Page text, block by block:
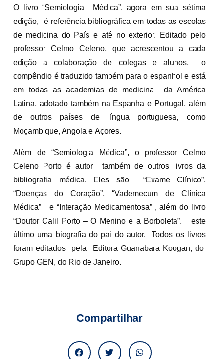
O livro “Semiologia Médica”, agora em sua sétima
edição, é referência bibliográfica em todas as escolas
de medicina do País e até no exterior. Editado pelo
professor Celmo Celeno, que acrescentou a cada
edição a colaboração de colegas e alunos, o
compêndio é traduzido também para o espanhol e está
em todas as academias de medicina da América
Latina, adotado também na Espanha e Portugal, além
de outros países de língua portuguesa, como
Moçambique, Angola e Açores.
Além de “Semiologia Médica”, o professor Celmo
Celeno Porto é autor também de outros livros da
bibliografia médica. Eles são “Exame Clínico”,
“Doenças do Coração”, “Vademecum de Clínica
Médica” e “Interação Medicamentosa” , além do livro
“Doutor Calil Porto – O Menino e a Borboleta”, este
último uma biografia do pai do autor. Todos os livros
foram editados pela Editora Guanabara Koogan, do
Grupo GEN, do Rio de Janeiro.
Compartilhar